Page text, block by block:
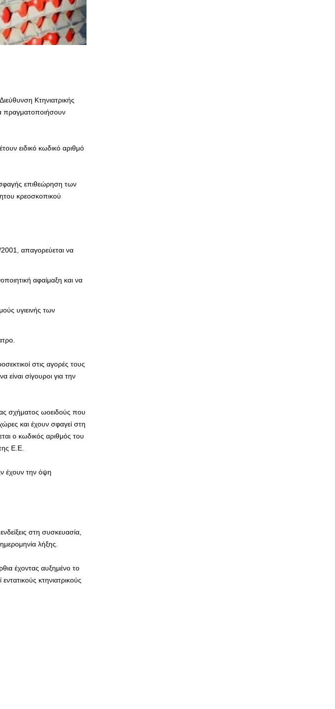
Κτηνιατρικής
πραγματοποιήσουν
ειδικό κωδικό αριθμό
σφαγής επιθεώρηση των
κρεοσκοπικού
απαγορεύεται να
αφαίμαξη και να
υγιεινής των
στις αγορές τους
είναι σίγουροι για την
σχήματος ωοειδούς που
και έχουν σφαγεί στη
ο κωδικός αριθμός του
Ε.Ε.
έχουν την όψη
στη συσκευασία,
λήξης.
έχοντας αυξημένο το
κτηνιατρικούς